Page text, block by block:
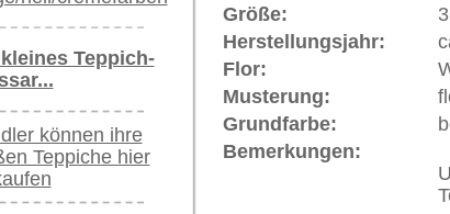
USA / Canada: +1 646-688-1335
Impressum |Kontakt|Geschäftsbedingungen